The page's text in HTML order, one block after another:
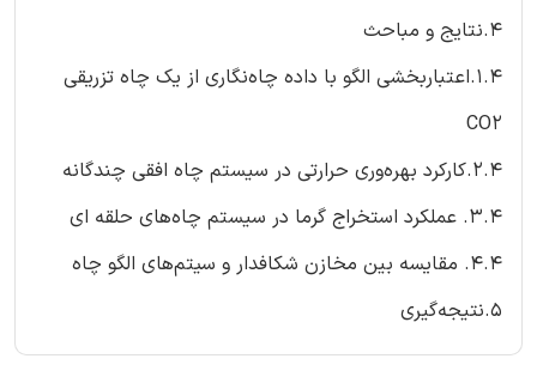
4.نتایج و مباحث
1.4.اعتباربخشی الگو با داده چاه‌نگاری از یک چاه تزریقی
CO2
2.4.کارکرد بهره‌وری حرارتی در سیستم چاه افقی چندگانه
3.4. عملکرد استخراج گرما در سیستم چاه‌های حلقه ای
4.4. مقایسه بین مخازن شکافدار و سیتم‌های الگو چاه
5.نتیجه‌گیری